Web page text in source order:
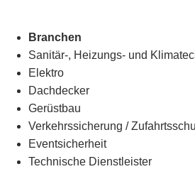
Branchen
Sanitär-, Heizungs- und
Elektro
Dachdecker
Gerüstbau
Verkehrssicherung /
Eventsicherheit
Technische Dienstleister